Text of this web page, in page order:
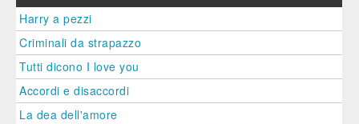
Harry a pezzi
Criminali da strapazzo
Tutti dicono I love you
Accordi e disaccordi
La dea dell'amore